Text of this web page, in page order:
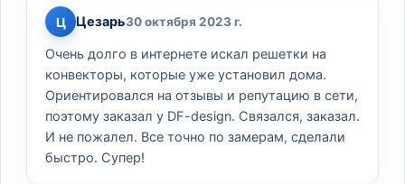
Ц Цезарь30 октября 2023 г.
Очень долго в интернете искал решетки на
конвекторы, которые уже установил дома.
Ориентировался на отзывы и репутацию в сети,
поэтому заказал у DF-design. Связался, заказал.
И не пожалел. Все точно по замерам, сделали
быстро. Супер!